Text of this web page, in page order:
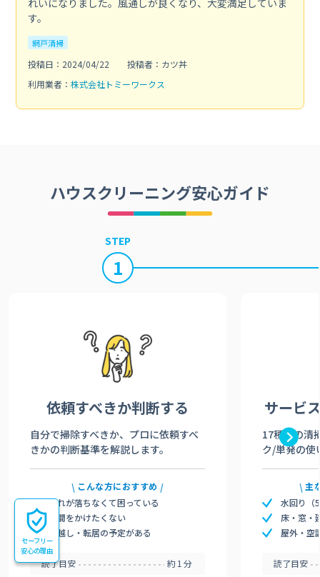
れいになりました。風通しが良くなり、大変満足していま
す。
網戸清掃
投稿日：2024/04/22
投稿者：カツ丼
利用業者： 株式会社トミーワークス
ハウスクリーニング安心ガイド
STEP
1
依頼すべきか判断する
自分で掃除すべきか、プロに依頼すべ
きかの判断基準を解説します。
こんな方におすすめ
汚れが落ちなくて困っている
時間をかけたくない
引越し・転居の予定がある
読了目安 約1分
サービ
17種類の清
ク/単発の使
主
水回り（
床・窓・
屋外・空
読了目安
セーフリー
安心の理由